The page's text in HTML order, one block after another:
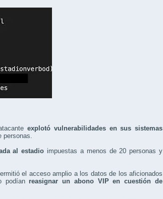
explotó vulnerabilidades en sus sistemas
personas.
al estadio impuestas a menos de 20 personas y
el acceso amplio a los datos de los aficionados
podían reasignar un abono VIP en cuestión de